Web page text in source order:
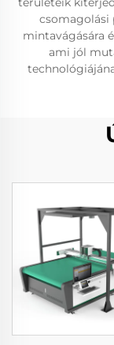
csomagolási
mintavágására
ami jól